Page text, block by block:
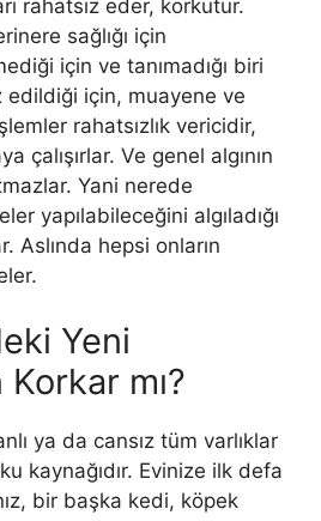
rahatsız eder, korkutur.
sağlığı için
için ve tanımadığı biri
edildiği için, muayene ve
rahatsızlık vericidir,
çalışırlar. Ve genel algının
Yani nerede
yapılabileceğini algıladığı
Aslında hepsi onların
Yeni
mı?
ya da cansız tüm varlıklar
kaynağıdır. Evinize ilk defa
bir başka kedi, köpek